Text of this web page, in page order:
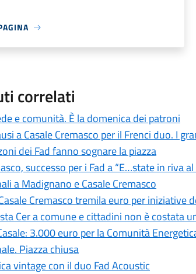
correlati
e comunità. È la domenica dei patroni
a Casale Cremasco per il Frenci duo. I
dei Fad fanno sognare la piazza
successo per i Fad a “E…state in riva
a Madignano e Casale Cremasco
Cremasco tremila euro per
Cer a comune e cittadini non è costata
3.000 euro per la Comunità
Piazza chiusa
vintage con il duo Fad Acoustic